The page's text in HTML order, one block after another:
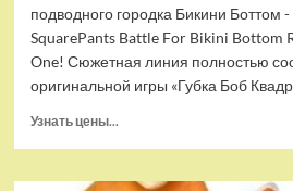
подводного городка Бикини Боттом -
SquarePants Battle For Bikini Bottom
One! Сюжетная линия полностью
оригинальной игры «Губка Боб
Узнать цены...
Игра